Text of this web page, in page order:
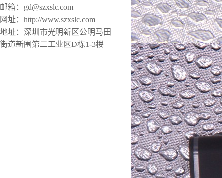
邮箱：gd@szxslc.com
网址：http://www.szxslc.com
地址：深圳市光明新区公明马田
街道新围第二工业区D栋1-3楼